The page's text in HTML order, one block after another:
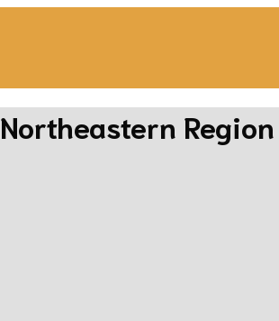
Northeastern Region